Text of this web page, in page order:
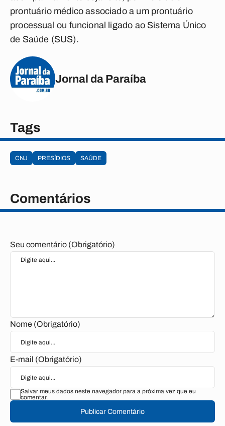
prontuário médico associado a um prontuário
processual ou funcional ligado ao Sistema Único
de Saúde (SUS).
Jornal da Paraíba
Tags
CNJ PRESÍDIOS SAÚDE
Comentários
Seu comentário (Obrigatório)
Nome (Obrigatório)
E-mail (Obrigatório)
Salvar meus dados neste navegador para a próxima vez que eu
comentar.
Publicar Comentário